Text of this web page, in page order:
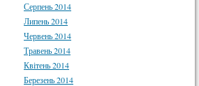
Серпень 2014
Липень 2014
Червень 2014
Травень 2014
Квітень 2014
Березень 2014